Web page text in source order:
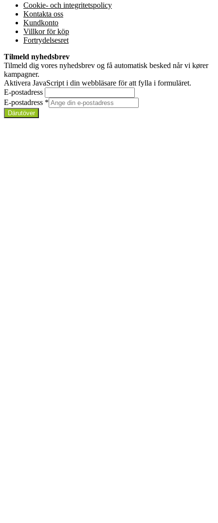
Cookie- och integritetspolicy
Kontakta oss
Kundkonto
Villkor för köp
Fortrydelsesret
Tilmeld nyhedsbrev
Tilmeld dig vores nyhedsbrev og få automatisk besked når vi kører
kampagner.
Aktivera JavaScript i din webbläsare för att fylla i formuläret.
E-postadress
E-postadress *
Därutöver